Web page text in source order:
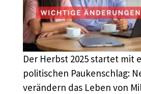
Der Herbst 2025 startet mit
politischen Paukenschlag:
verändern das Leben von